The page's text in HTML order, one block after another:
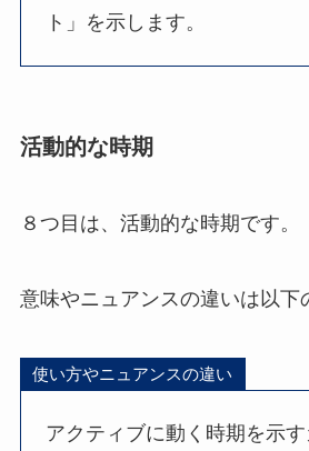
ト」を示します。
活動的な時期
８つ目は、活動的な時期です。
意味やニュアンスの違いは以下
使い方やニュアンスの違い
アクティブに動く時期を示